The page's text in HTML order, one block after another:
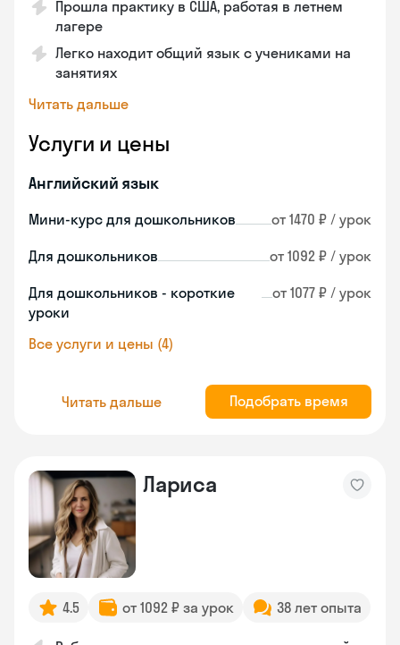
Прошла практику в США, работая в летнем
лагере
Легко находит общий язык с учениками на
занятиях
Читать дальше
Услуги и цены
Английский язык
Мини-курс для дошкольников от 1470 ₽ / урок
Для дошкольников от 1092 ₽ / урок
Для дошкольников - короткие
уроки
от 1077 ₽ / урок
Все услуги и цены (4)
Читать дальше Подобрать время
Лариса
4.5 от 1092 ₽ за урок 38 лет опыта